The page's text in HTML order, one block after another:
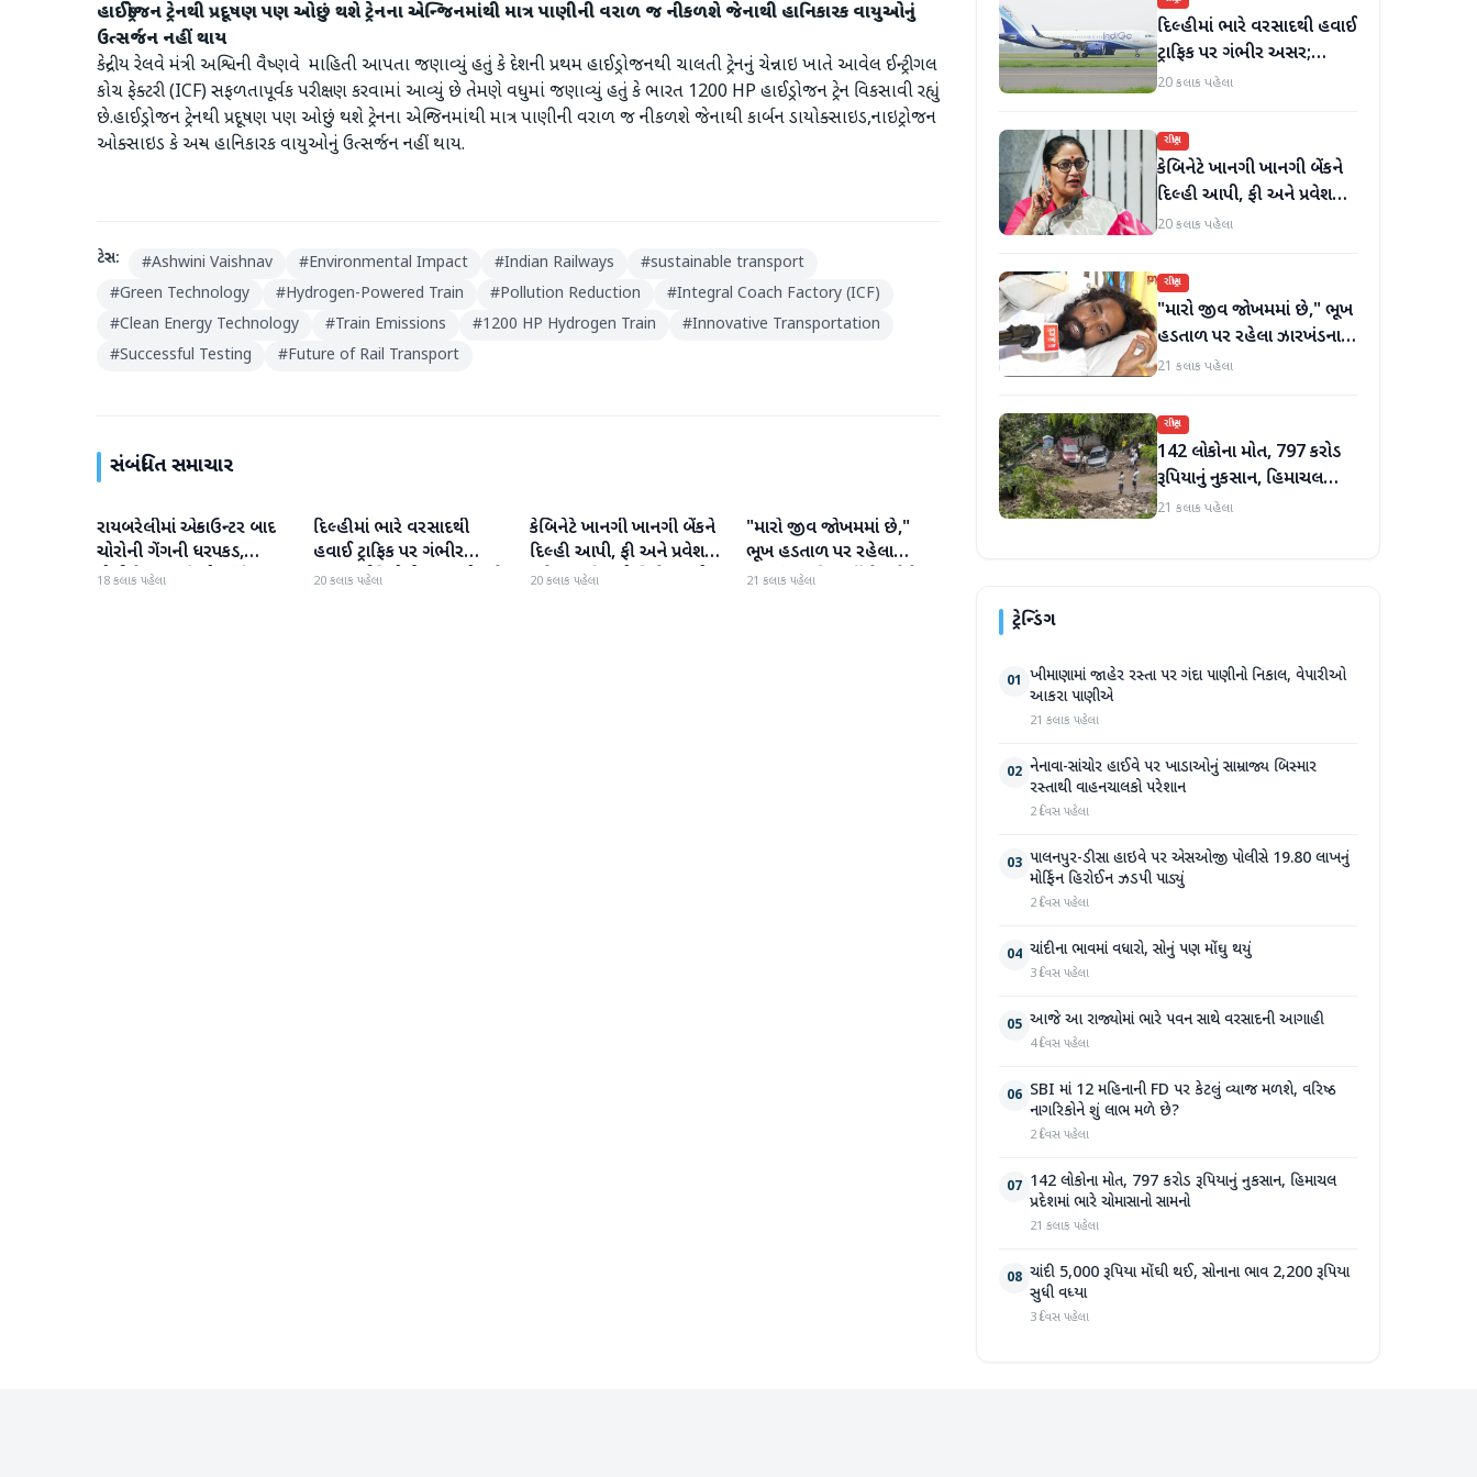
હાઈડ્રોજન ટ્રેનથી પ્રદૂષણ પણ ઓછું થશે ટ્રેનના એન્જિનમાંથી માત્ર પાણીની વરાળ જ નીકળશે જેનાથી હાનિકારક વાયુઓનું
ઉત્સર્જન નહીં થાય
કેન્દ્રીય રેલવે મંત્રી અશ્વિની વૈષ્ણવે માહિતી આપતા જણાવ્યું હતું કે દેશની પ્રથમ હાઈડ્રોજનથી ચાલતી ટ્રેનનું ચેન્નાઇ ખાતે આવેલ ઈન્ટ્રીગલ
કોચ ફેક્ટરી (ICF) સફળતાપૂર્વક પરીક્ષણ કરવામાં આવ્યું છે તેમણે વધુમાં જણાવ્યું હતું કે ભારત 1200 HP હાઈડ્રોજન ટ્રેન વિકસાવી રહ્યું
છે.હાઈડ્રોજન ટ્રેનથી પ્રદૂષણ પણ ઓછું થશે ટ્રેનના એન્જિનમાંથી માત્ર પાણીની વરાળ જ નીકળશે જેનાથી કાર્બન ડાયોક્સાઇડ,નાઇટ્રોજન
ઓક્સાઇડ કે અન્ય હાનિકારક વાયુઓનું ઉત્સર્જન નહીં થાય.
ટેગ્સ: #Ashwini Vaishnav #Environmental Impact #Indian Railways #sustainable transport
#Green Technology #Hydrogen-Powered Train #Pollution Reduction #Integral Coach Factory (ICF)
#Clean Energy Technology #Train Emissions #1200 HP Hydrogen Train #Innovative Transportation
#Successful Testing #Future of Rail Transport
સંબંધિત સમાચાર
રાષ્ટ્રીય
રાયબરેલીમાં એન્કાઉન્ટર બાદ
ચોરોની ગેંગની ધરપકડ,
પોલીસે 12.4 કિલો ચાંદીના
18 કલાક પહેલા
રાષ્ટ્રીય
દિલ્હીમાં ભારે વરસાદથી
હવાઈ ટ્રાફિક પર ગંભીર
અસર; ઈન્ડિગોએ મુસાફરો માટે
20 કલાક પહેલા
રાષ્ટ્રીય
કેબિનેટે ખાનગી ખાનગી બેંકને
દિલ્હી આપી, ફી અને પ્રવેશ
માટે નવા નિયમો વિશે જાણો
20 કલાક પહેલા
રાષ્ટ્રીય
"મારો જીવ જોખમમાં છે,"
ભૂખ હડતાળ પર રહેલા
ઝારખંડના વિદ્યાર્થી નેતા દેવેન્દ્ર
21 કલાક પહેલા
દિલ્હીમાં ભારે વરસાદથી હવાઈ
ટ્રાફિક પર ગંભીર અસર;
ઈન્ડિગોએ મુસાફરો માટે
20 કલાક પહેલા
રાષ્ટ્રીય
કેબિનેટે ખાનગી ખાનગી બેંકને
દિલ્હી આપી, ફી અને પ્રવેશ
માટે નવા નિયમો વિશે જાણો
20 કલાક પહેલા
રાષ્ટ્રીય
"મારો જીવ જોખમમાં છે," ભૂખ
હડતાળ પર રહેલા ઝારખંડના
વિદ્યાર્થી નેતા દેવેન્દ્ર નાથ
21 કલાક પહેલા
રાષ્ટ્રીય
142 લોકોના મોત, 797 કરોડ
રૂપિયાનું નુકસાન, હિમાચલ
પ્રદેશમાં ભારે ચોમાસાનો સામનો
21 કલાક પહેલા
ટ્રેન્ડિંગ
01 ખીમાણામાં જાહેર રસ્તા પર ગંદા પાણીનો નિકાલ, વેપારીઓ
આકરા પાણીએ
21 કલાક પહેલા
02 નેનાવા-સાંચોર હાઈવે પર ખાડાઓનું સામ્રાજ્ય બિસ્માર
રસ્તાથી વાહનચાલકો પરેશાન
2 દિવસ પહેલા
03 પાલનપુર-ડીસા હાઇવે પર એસઓજી પોલીસે 19.80 લાખનું
મોર્ફિન હિરોઈન ઝડપી પાડ્યું
2 દિવસ પહેલા
04 ચાંદીના ભાવમાં વધારો, સોનું પણ મોંઘુ થયું
3 દિવસ પહેલા
05 આજે આ રાજ્યોમાં ભારે પવન સાથે વરસાદની આગાહી
4 દિવસ પહેલા
06 SBI માં 12 મહિનાની FD પર કેટલું વ્યાજ મળશે, વરિષ્ઠ
નાગરિકોને શું લાભ મળે છે?
2 દિવસ પહેલા
07 142 લોકોના મોત, 797 કરોડ રૂપિયાનું નુકસાન, હિમાચલ
પ્રદેશમાં ભારે ચોમાસાનો સામનો
21 કલાક પહેલા
08 ચાંદી 5,000 રૂપિયા મોંઘી થઈ, સોનાના ભાવ 2,200 રૂપિયા
સુધી વધ્યા
3 દિવસ પહેલા